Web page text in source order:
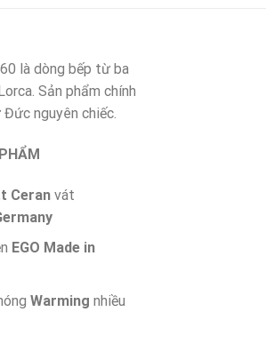
là dòng bếp từ ba
Sản phẩm chính
nguyên chiếc.
Ceranvát
EGO Made in
Warming nhiều